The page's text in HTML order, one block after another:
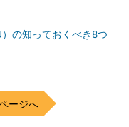
の知っておくべき8つ
ージへ